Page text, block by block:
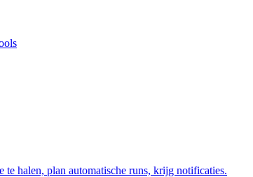
halen, plan automatische runs, krijg notificaties.